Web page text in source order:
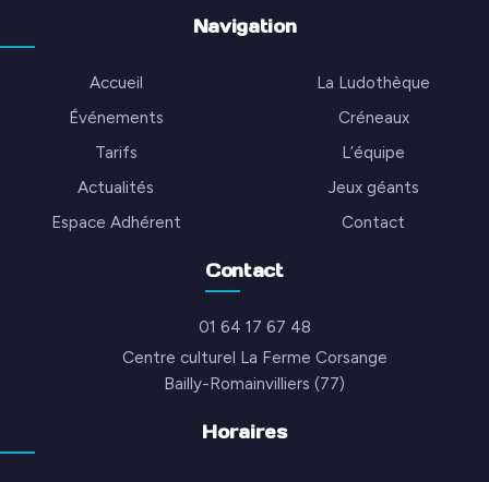
Navigation
Accueil
La Ludothèque
Événements
Créneaux
Tarifs
L’équipe
Actualités
Jeux géants
Espace Adhérent
Contact
Contact
01 64 17 67 48
Centre culturel La Ferme Corsange
Bailly-Romainvilliers (77)
Horaires